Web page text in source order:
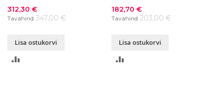
Soodushind
312,30 €
Tavahind 347,00 €
Lisa ostukorvi
Soodushind
182,70 €
Tavahind 203,00 €
Lisa ostukorvi